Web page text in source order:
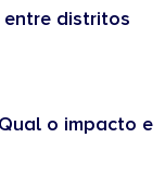
entre distritos
o impacto e